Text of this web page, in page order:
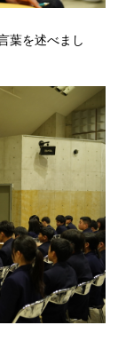
葉を述べまし